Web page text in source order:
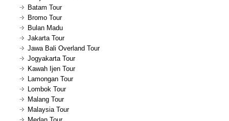
Batam Tour
Bromo Tour
Bulan Madu
Jakarta Tour
Jawa Bali Overland Tour
Jogyakarta Tour
Kawah Ijen Tour
Lamongan Tour
Lombok Tour
Malang Tour
Malaysia Tour